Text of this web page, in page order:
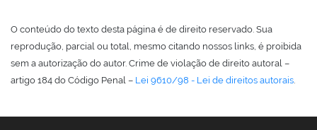
O conteúdo do texto desta página é de direito reservado. Sua
reprodução, parcial ou total, mesmo citando nossos links, é proibida
sem a autorização do autor. Crime de violação de direito autoral –
artigo 184 do Código Penal – Lei 9610/98 - Lei de direitos autorais.